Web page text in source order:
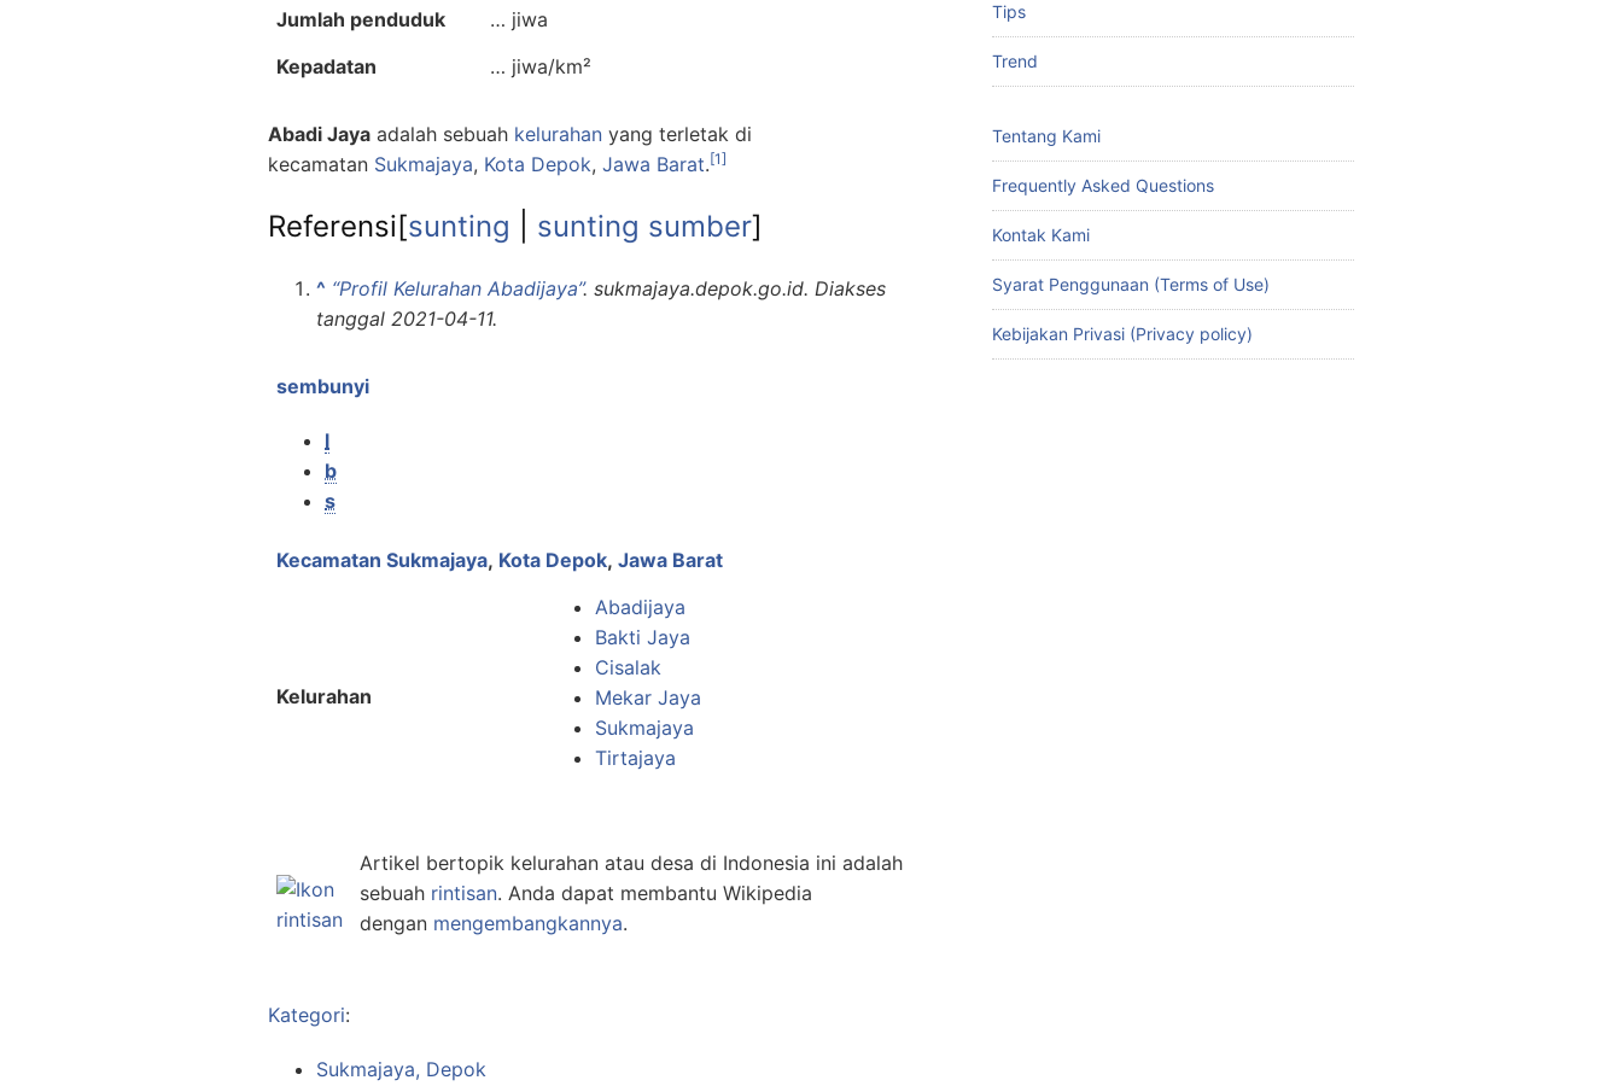
Jumlah penduduk
… jiwa
Kepadatan
… jiwa/km²
Abadi Jaya adalah sebuah kelurahan yang terletak di
kecamatan Sukmajaya, Kota Depok, Jawa Barat. [1]
Referensi[sunting sunting sumber]
^ “Profil Kelurahan Abadijaya”. sukmajaya.depok.go.id. Diakses
tanggal 2021-04-11.
sembunyi
l
b
s
Kecamatan Sukmajaya, Kota Depok, Jawa Barat
Kelurahan
Abadijaya
Bakti Jaya
Cisalak
Mekar Jaya
Sukmajaya
Tirtajaya
Artikel bertopik kelurahan atau desa di Indonesia ini adalah
sebuah rintisan. Anda dapat membantu Wikipedia
dengan mengembangkannya.
Kategori:
Sukmajaya, Depok
Tips
Trend
Tentang Kami
Frequently Asked Questions
Kontak Kami
Syarat Penggunaan (Terms of Use)
Kebijakan Privasi (Privacy policy)